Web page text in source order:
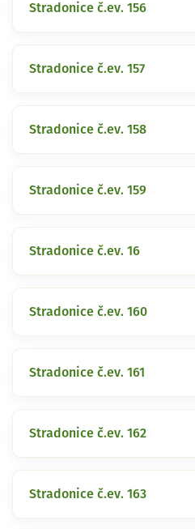
Stradonice č.ev. 156
Stradonice č.ev. 157
Stradonice č.ev. 158
Stradonice č.ev. 159
Stradonice č.ev. 16
Stradonice č.ev. 160
Stradonice č.ev. 161
Stradonice č.ev. 162
Stradonice č.ev. 163